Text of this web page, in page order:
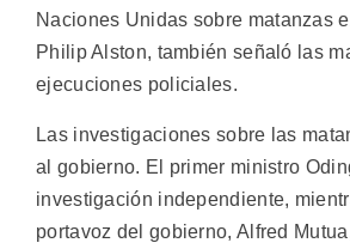
Naciones Unidas sobre matanzas
Philip Alston, también señaló las
ejecuciones policiales.
Las investigaciones sobre las
al gobierno. El primer ministro
investigación independiente,
portavoz del gobierno, Alfred